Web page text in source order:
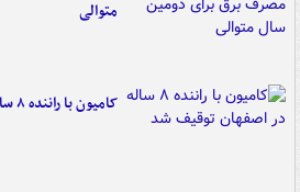
متوالی
کامیون با راننده ۸ ساله در اصفهان توقیف شد